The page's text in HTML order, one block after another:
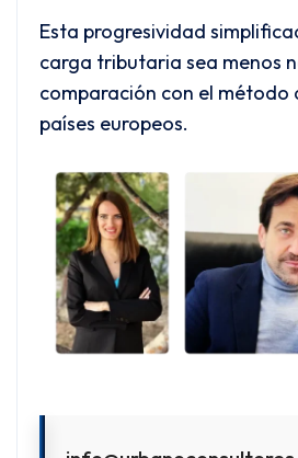
Esta progresividad
carga tributaria sea menos
comparación con el método
países europeos.